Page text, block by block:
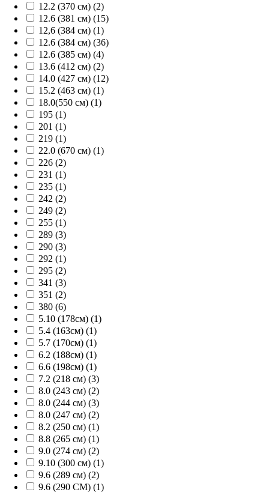
12.2 (370 см) (2)
12.6 (381 см) (15)
12,6 (384 см) (1)
12.6 (384 см) (36)
12.6 (385 см) (4)
13.6 (412 см) (2)
14.0 (427 см) (12)
15.2 (463 см) (1)
18.0(550 см) (1)
195 (1)
201 (1)
219 (1)
22.0 (670 см) (1)
226 (2)
231 (1)
235 (1)
242 (2)
249 (2)
255 (1)
289 (3)
290 (3)
292 (1)
295 (2)
341 (3)
351 (2)
380 (6)
5.10 (178см) (1)
5.4 (163см) (1)
5.7 (170см) (1)
6.2 (188см) (1)
6.6 (198см) (1)
7.2 (218 см) (3)
8.0 (243 см) (2)
8.0 (244 см) (3)
8.0 (247 см) (2)
8.2 (250 см) (1)
8.8 (265 см) (1)
9.0 (274 см) (2)
9.10 (300 см) (1)
9.6 (289 см) (2)
9.6 (290 СМ) (1)